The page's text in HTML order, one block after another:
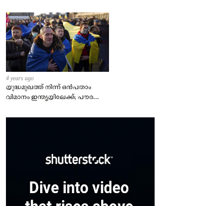
4 years ago
യുദ്ധമുഖത്ത് നിന്ന് ഒൻപതാം
വിമാനം ഇന്ത്യയിലേക്ക്; പൗരന്മാർ
– കേന്ദ്രം